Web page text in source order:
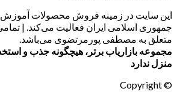
این سایت در زمینه فروش محصولات آموزش
جمهوری اسلامی ایران فعالیت می‌کند. |
متعلق به مصطفی پورمرتضوی می‌باشد.
مجموعه بازاریاب برتر، هیچگونه جذب و
منزل ندارد
© Copyright